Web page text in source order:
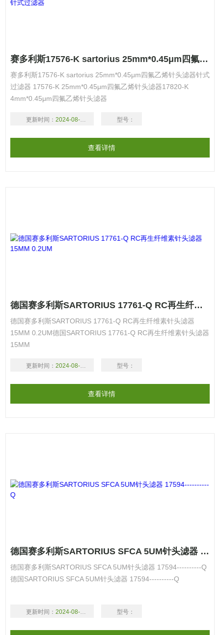
赛多利斯17576-K sartorius 25mm*0.45μm四氟乙烯针头滤器针式过滤器
赛多利斯17576-K sartorius 25mm*0.45μm四氟乙烯针头滤器针式
过滤器 17576-K 25mm*0.45μm四氟乙烯针头滤器17820-K
4mm*0.45μm四氟乙烯针头滤器
更新时间： 2024-08-18 型号：
查看详情
德国赛多利斯SARTORIUS 17761-Q RC再生纤维素针头滤器15MM 0.2UM
德国赛多利斯SARTORIUS 17761-Q RC再生纤维素针头滤器
15MM 0.2UM德国SARTORIUS 17761-Q RC再生纤维素针头滤器
15MM
更新时间： 2024-08-18 型号：
查看详情
德国赛多利斯SARTORIUS SFCA 5UM针头滤器 17594----------Q
德国赛多利斯SARTORIUS SFCA 5UM针头滤器 17594----------Q
德国SARTORIUS SFCA 5UM针头滤器 17594----------Q
更新时间： 2024-08-18 型号：